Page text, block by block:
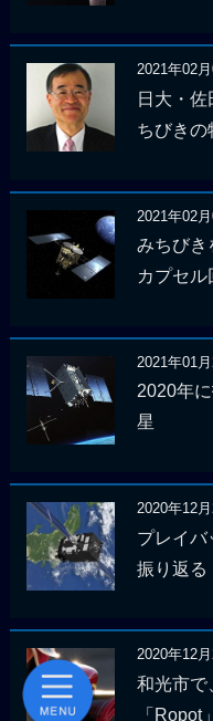
2021年02月
日大・
ちびきの
2021年02
みちびき
カプセル
2021年01月
2020年
星
2020年12月
プレイ
振り返る
2020年12月
和光市で
「Ropot